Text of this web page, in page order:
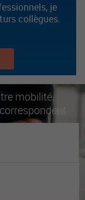
je
collègues.
mobilité.